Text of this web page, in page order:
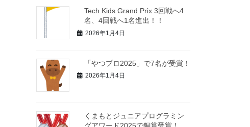
Tech Kids Grand Prix 3回戦へ4
名、4回戦へ1名進出！！
2026年1月4日
「やつプロ2025」で7名が受賞！
2026年1月4日
くまもとジュニアプログラミン
グアワード2025で銅賞受賞！